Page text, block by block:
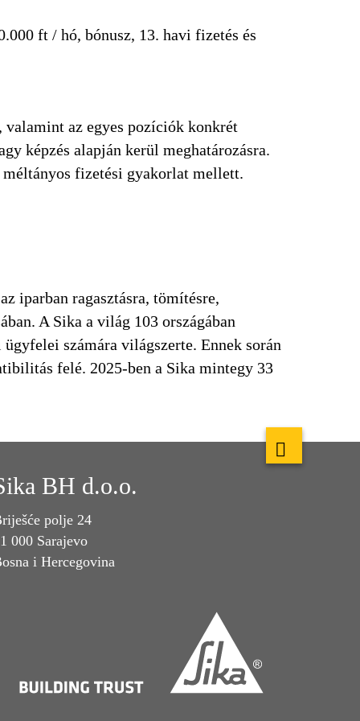
ft / hó, bónusz, 13. havi fizetés és
valamint az egyes pozíciók konkrét
képzés alapján kerül meghatározásra.
méltányos fizetési gyakorlat mellett.
iparban ragasztásra, tömítésre,
A Sika a világ 103 országában
számára világszerte. Ennek során
felé. 2025-ben a Sika mintegy 33
BH d.o.o.
polje 24
000 Sarajevo
i Hercegovina